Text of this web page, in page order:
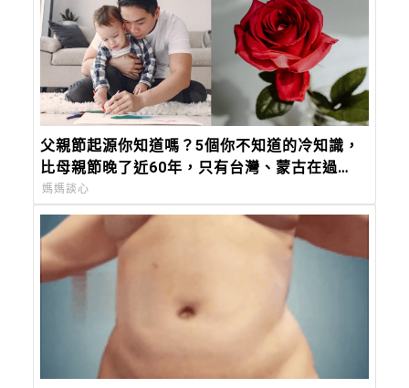
父親節起源你知道嗎？5個你不知道的冷知識，
比母親節晚了近60年，只有台灣、蒙古在過
「88 節」！
媽媽談心